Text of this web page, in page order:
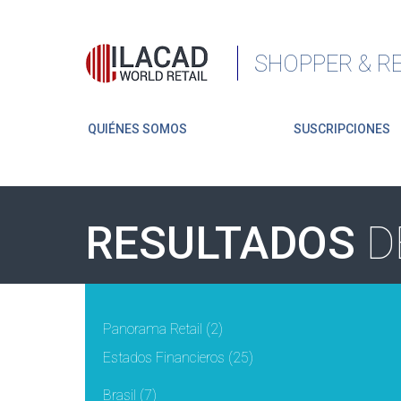
SHOPPER &
QUIÉNES SOMOS SUSCRIPCIONES
RESULTADOS
Panorama Retail (2)
Estados Financieros (25)
Brasil (7)